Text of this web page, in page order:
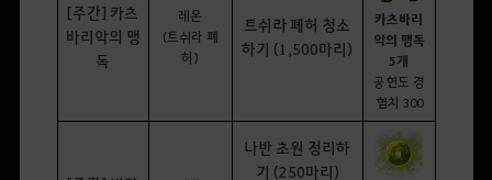
[주간] 카츠
바리악의 맹
독
레온
(트쉬라 폐
허)
트쉬라 폐허 청소
하기 (1,500마리)
카츠바리
악의 맹독
5개
공헌도 경
험치 300
나반 초원 정리하
기 (250마리)